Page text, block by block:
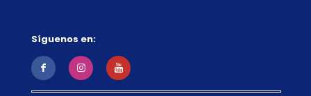
Síguenos en: